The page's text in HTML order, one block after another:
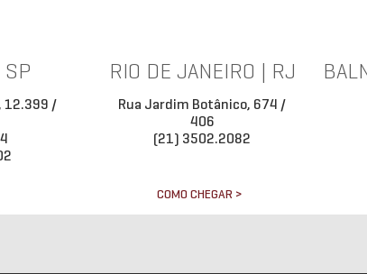
SP
12.399 /
RIO DE JANEIRO | RJ
Rua Jardim Botânico, 674 /
406
(21) 3502.2082
COMO CHEGAR >